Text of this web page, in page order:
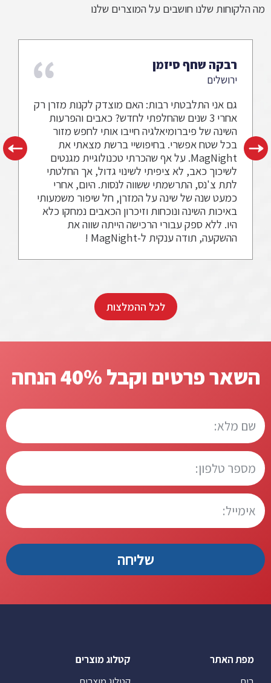
מה הלקוחות שלנו חושבים על המוצרים שלנו
רבקה שחף סיזמן
ירושלים
גם אני התלבטתי רבות: האם מוצדק לקנות מזרן רק
אחרי 3 שנים שהחלפתי לחדש? כאבים והפרעות
השינה של פיברומיאלגיה חייבו אותי לחפש מזור
בכל שטח אפשרי. בחיפושיי ברשת מצאתי את
MagNight. על אף שהכרתי טכנולוגיית מגנטים
לשיכוך כאב, לא ציפיתי לשינוי גדול, אך החלטתי
לתת צ'נס, התרשמתי ששווה לנסות. היום, אחרי
כמעט שנה של שינה על המזרן, חל שיפור משמעותי
באיכות השינה ונוכחות וזיכרון הכאבים נמחקו כלא
היו. ללא ספק עבורי הרכישה הייתה שווה את
ההשקעה, תודה ענקית ל-MagNight !
לכל ההמלצות
השאר פרטים וקבל 40% הנחה
מפת האתר
קטלוג מוצרים